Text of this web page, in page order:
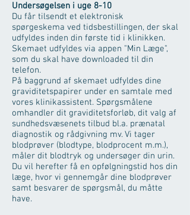
Undersøgelsen i uge 8-10
Du får tilsendt et elektronisk
spørgeskema ved tidsbestillingen, der skal
udfyldes inden din første tid i klinikken.
Skemaet udfyldes via appen "Min Læge",
som du skal have downloaded til din
telefon.
På baggrund af skemaet udfyldes dine
graviditetspapirer under en samtale med
vores klinikassistent. Spørgsmålene
omhandler dit graviditetsforløb, dit valg af
sundhedsvæsenets tilbud bl.a. prænatal
diagnostik og rådgivning mv. Vi tager
blodprøver (blodtype, blodprocent m.m.),
måler dit blodtryk og undersøger din urin.
Du vil herefter få en opfølgningstid hos din
læge, hvor vi gennemgår dine blodprøver
samt besvarer de spørgsmål, du måtte
have.